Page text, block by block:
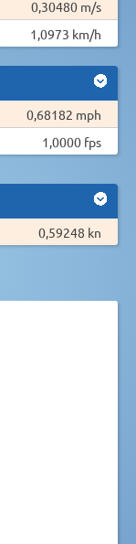
0,30480 m/s
1,0973 km/h
0,68182 mph
1,0000 fps
0,59248 kn